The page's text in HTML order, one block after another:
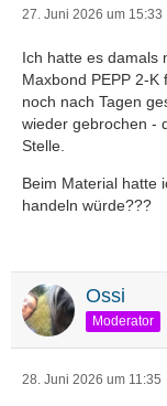
27. Juni 2026 um 15:33
Ich hatte es damals
Maxbond PEPP 2-K
noch nach Tagen
wieder gebrochen -
Stelle.
Beim Material hatte
handeln würde???
Ossi
Moderator
28. Juni 2026 um 11:35